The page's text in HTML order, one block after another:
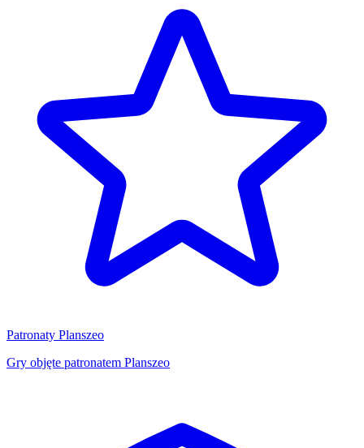
Patronaty Planszeo
Gry objęte patronatem Planszeo